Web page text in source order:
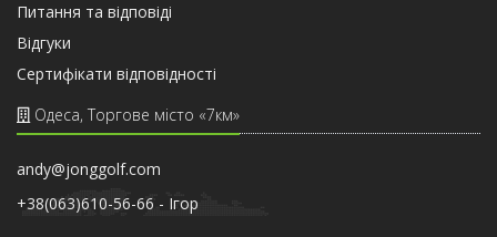
Питання та відповіді
Відгуки
Сертифiкати вiдповiдностi
Одеса, Торгове місто «7км»
andy@jonggolf.com
+38(063)610-56-66 - Iгор